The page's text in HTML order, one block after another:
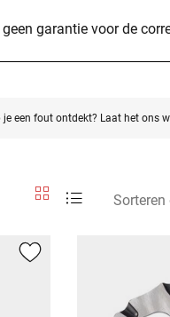
garantie voor de
een fout ontdekt? Laat het ons
Sorteren